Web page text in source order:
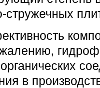
стружечных
в